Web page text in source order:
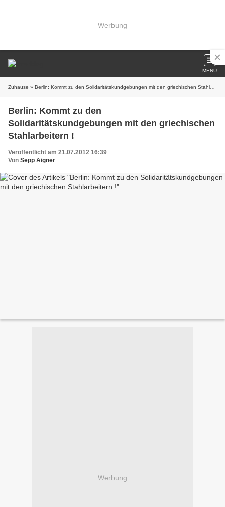
Werbung
MENU
Zuhause » Berlin: Kommt zu den Solidaritätskundgebungen mit den griechischen Stahlarbeitern !
Berlin: Kommt zu den
Solidaritätskundgebungen mit den griechischen
Stahlarbeitern !
Veröffentlicht am 21.07.2012 16:39
Von Sepp Aigner
Werbung